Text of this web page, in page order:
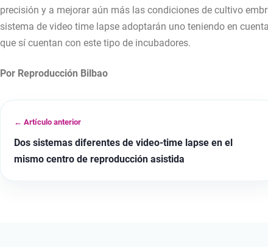
precisión y a mejorar aún más las condiciones de cultivo
sistema de video time lapse adoptarán uno teniendo en
que sí cuentan con este tipo de incubadores.
Por Reproducción Bilbao
← Artículo anterior
Dos sistemas diferentes de video-time lapse en el
mismo centro de reproducción asistida